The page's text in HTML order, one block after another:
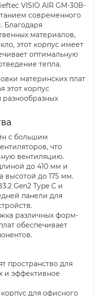
VISIO AIR GM-30B-
современного
Благодаря
материалов,
этот корпус имеет
оптимальную
тепла.
материнских плат
этот корпус
с большим
что
вентиляцию.
до 410 мм и
высотой до 175 мм.
Gen2 Type C и
панели для
различных форм-
обеспечивает
пространство для
и эффективное
для офисного